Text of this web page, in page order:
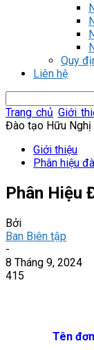
Quy
Liên hệ
Trang chủ Giới
Đào tạo Hữu Nghị
Giới thiệu
Phân hiệu
Phân Hiệu
Bởi
Ban Biên tập
-
8 Tháng 9, 2024
415
Tên